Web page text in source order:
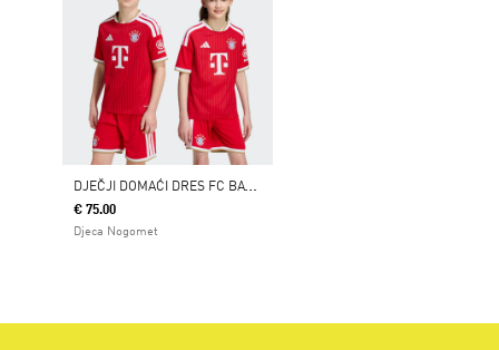
D
JEČJI DOMAĆI DRES FC BAYERN 26/27
€ 75.00
Djeca Nogomet